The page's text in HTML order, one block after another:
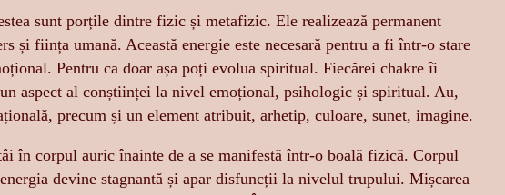
sunt porțile dintre fizic și metafizic. Ele realizează permanent
și ființa umană. Această energie este necesară pentru a fi într-o stare
Pentru ca doar așa poți evolua spiritual. Fiecărei chakre îi
aspect al conștiinței la nivel emoțional, psihologic și spiritual. Au,
precum și un element atribuit, arhetip, culoare, sunet, imagine.
în corpul auric înainte de a se manifestă într-o boală fizică. Corpul
devine stagnantă și apar disfuncții la nivelul trupului. Mișcarea